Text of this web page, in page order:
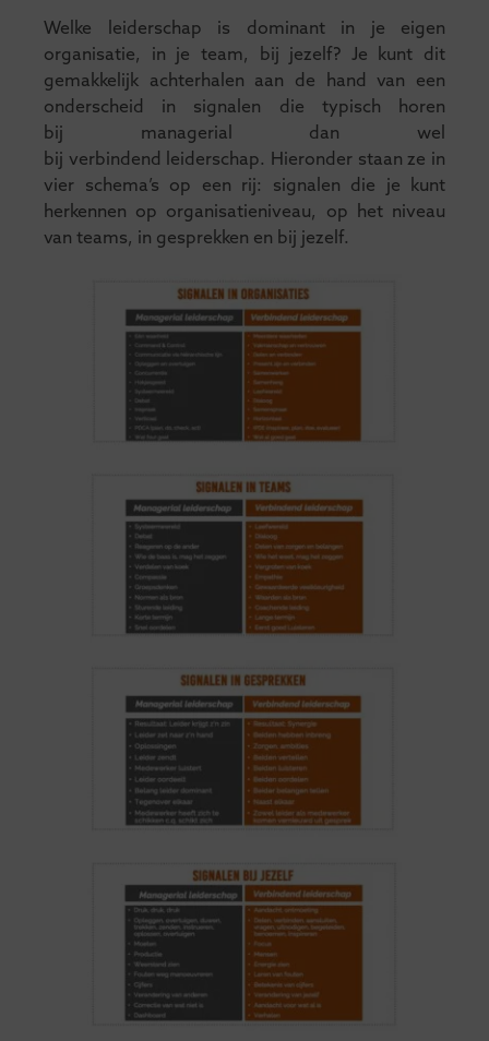
Welke leiderschap is dominant in je eigen
organisatie, in je team, bij jezelf? Je kunt dit
gemakkelijk achterhalen aan de hand van een
onderscheid in signalen die typisch horen
bij managerial dan wel
bij verbindend leiderschap. Hieronder staan ze in
vier schema’s op een rij: signalen die je kunt
herkennen op organisatieniveau, op het niveau
van teams, in gesprekken en bij jezelf.